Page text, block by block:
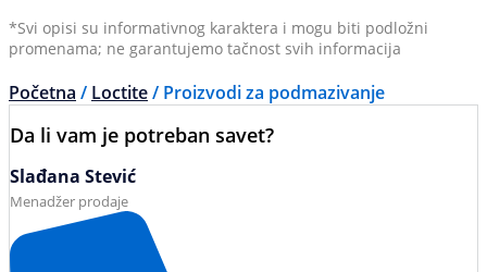
*Svi opisi su informativnog karaktera i mogu biti podložni
promenama; ne garantujemo tačnost svih informacija
Početna / Loctite/ Proizvodi za podmazivanje
Da li vam je potreban savet?
Slađana Stević
Menadžer prodaje